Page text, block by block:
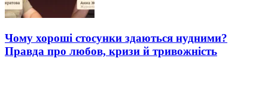
Чому хороші стосунки здаються нудними?
Правда про любов, кризи й тривожність